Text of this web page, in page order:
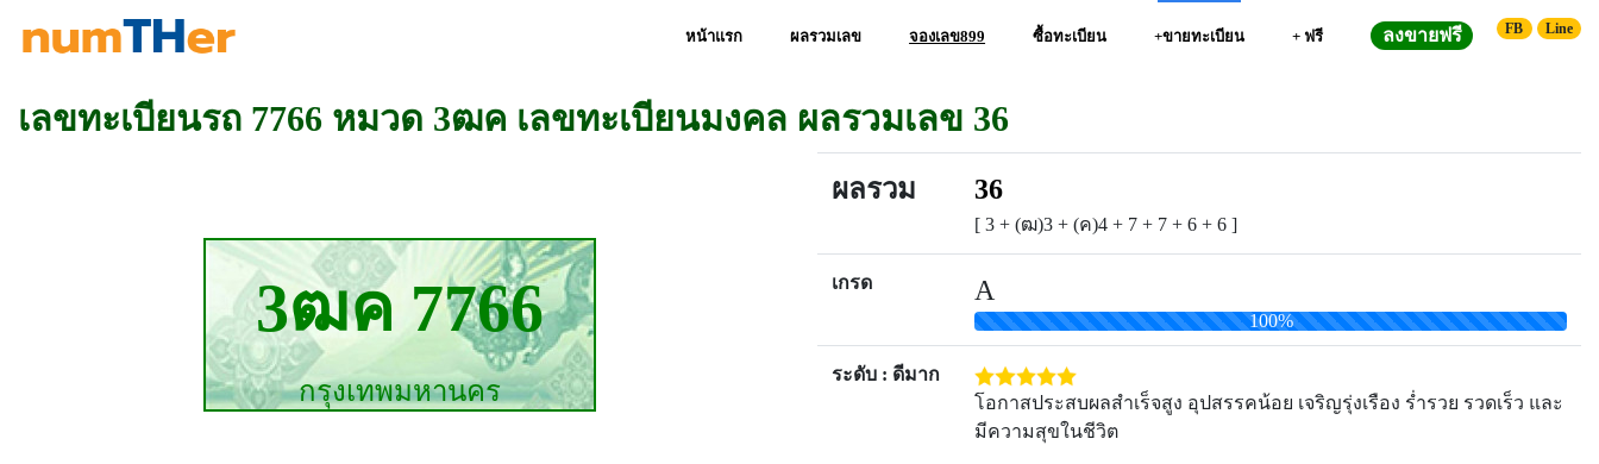
หน้าแรก ผลรวมเลข จองเลข899 ซื้อทะเบียน +ขายทะเบียน + ฟรี ลงขายฟรี FB Line
เลขทะเบียนรถ 7766 หมวด 3ฒค เลขทะเบียนมงคล ผลรวมเลข 36
3ฒค 7766
กรุงเทพมหานคร
ผลรวม 36
[ 3 + (ฒ)3 + (ค)4 + 7 + 7 + 6 + 6 ]
เกรด A
100%
ระดับ : ดีมาก
โอกาสประสบผลสำเร็จสูง อุปสรรคน้อย เจริญรุ่งเรือง ร่ำรวย รวดเร็ว และ
มีความสุขในชีวิต